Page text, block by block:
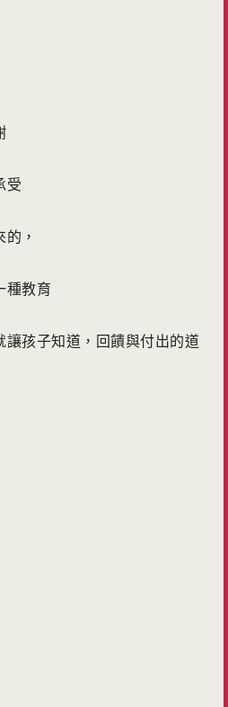
受
，
種教育
讓孩子知道，回饋與付出的道